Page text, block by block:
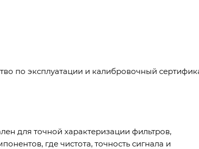
по эксплуатации и калибровочный
для точной характеризации фильтров,
где чистота, точность сигнала и